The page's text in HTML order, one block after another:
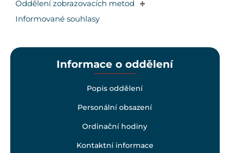
Oddělení zobrazovacích metod ✚
Informované souhlasy
Informace o oddělení
Popis oddělení
Personální obsazení
Ordinační hodiny
Kontaktní informace